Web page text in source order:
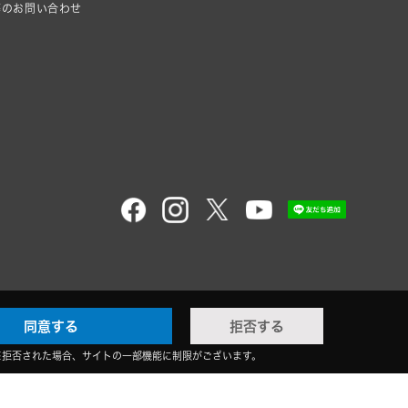
お問い合わせ
同意する 拒否する
否された場合、サイトの一部機能に制限がございます。